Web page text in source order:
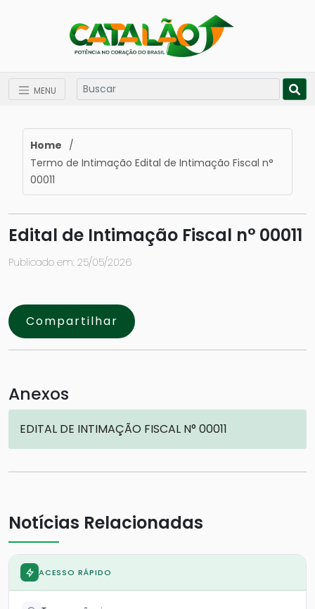
MENU
Home /
Termo de Intimação Edital de Intimação Fiscal n°
00011
Edital de Intimação Fiscal n° 00011
Publicado em: 25/05/2026
Compartilhar
Anexos
EDITAL DE INTIMAÇÃO FISCAL N° 00011
Notícias Relacionadas
ACESSO RÁPIDO